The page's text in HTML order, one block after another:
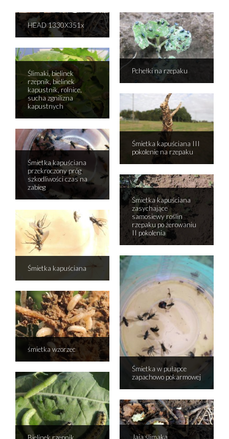
HEAD 1330X351x
Pchełki na rzepaku
Ślimaki, bielinek
rzepnik, bielinek
kapustnik, rolnice,
sucha zgnilizna
kapustnych
Śmietka kapuściana III
pokolenie na rzepaku
Śmietka kapuściana
przekroczony próg
szkodliwości czas na
zabieg
Śmietka kapuściana
zasychające
samosiewy roślin
rzepaku po żerowaniu
II pokolenia
Śmietka kapuściana
Śmietka w pułapce
zapachowo pokarmowej
śmietka wzorzec
Bielinek rzepnik, Jaja ślimaka